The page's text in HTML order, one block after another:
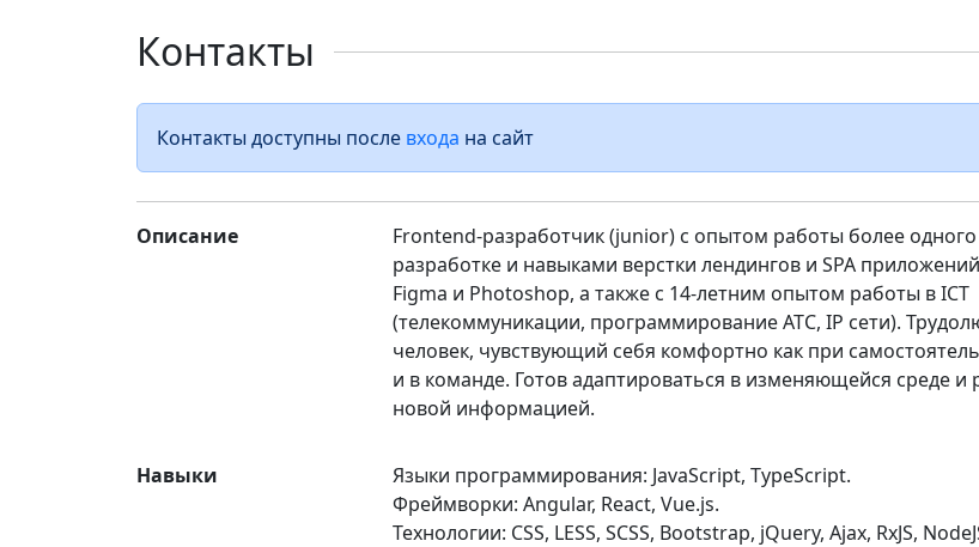
Контакты
Контакты доступны после входа на сайт
Описание
Frontend-разработчик (junior) с опытом работы более одного
разработке и навыками верстки лендингов и SPA
Figma и Photoshop, а также с 14-летним опытом работы в ICT
(телекоммуникации, программирование АТС, IP сети).
человек, чувствующий себя комфортно как при
и в команде. Готов адаптироваться в изменяющейся среде и
новой информацией.
Навыки
Языки программирования: JavaScript, TypeScript.
Фреймворки: Angular, React, Vue.js.
Технологии: CSS, LESS, SCSS, Bootstrap, jQuery, Ajax, RxJS,